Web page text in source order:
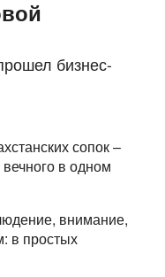
бизнес-
сопок –
в одном
внимание,
в простых